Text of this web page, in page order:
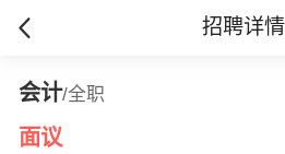
招聘详情
会计/全职
面议